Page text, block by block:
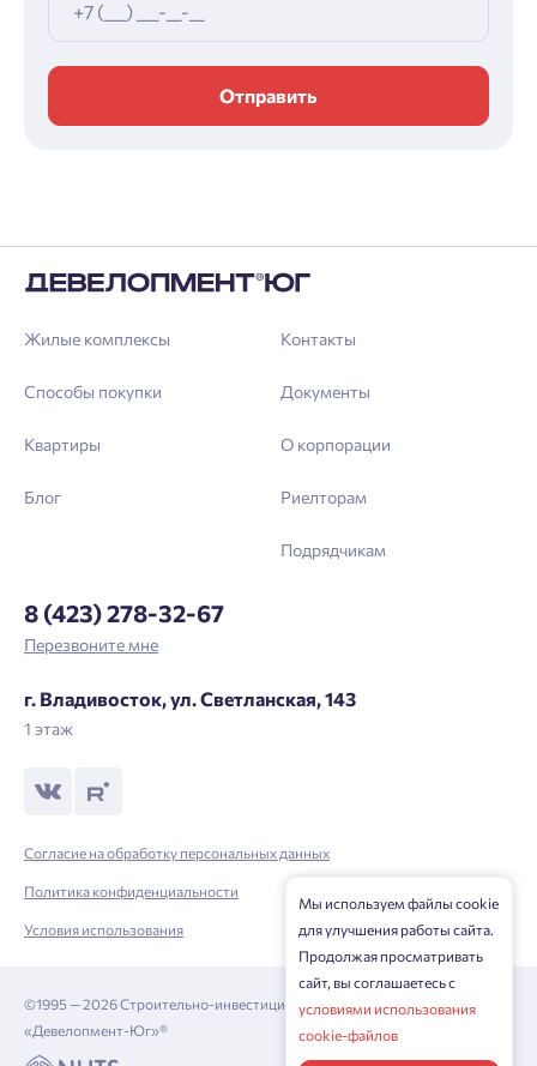
Отправить
Жилые комплексы
Способы покупки
Квартиры
Блог
Контакты
Документы
О корпорации
Риелторам
Подрядчикам
8 (423) 278-32-67
Перезвоните мне
г. Владивосток, ул. Светланская, 143
1 этаж
Согласие на обработку персональных данных
Политика конфиденциальности
Условия использования
©1995 — 2026 Строительно-инвестиционная корпорация
«Девелопмент-Юг»®
Мы используем файлы cookie
для улучшения работы сайта.
Продолжая просматривать
сайт, вы соглашаетесь с
условиями использования
cookie-файлов